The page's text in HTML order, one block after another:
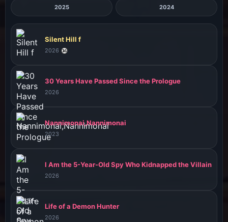
2025 2024
Silent Hill f
2026
30 Years Have Passed Since the Prologue
2026
Nannimonai,Nannimonai
2023
I Am the 5-Year-Old Spy Who Kidnapped the Villain
2026
Life of a Demon Hunter
2026